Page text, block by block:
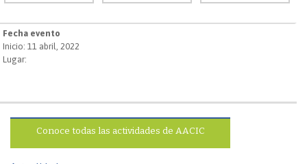
Fecha evento
Inicio: 11 abril, 2022
Lugar:
Conoce todas las actividades de AACIC